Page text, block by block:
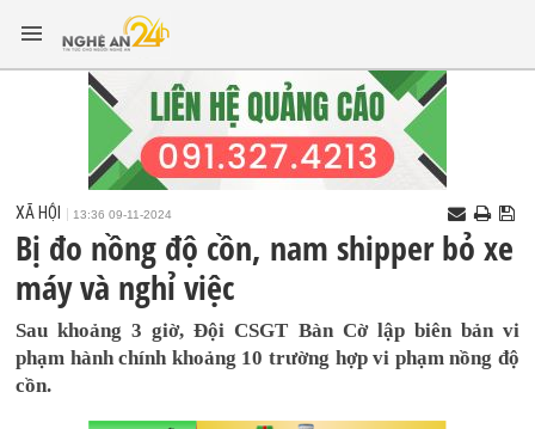
XÃ HỘI 13:36 09-11-2024
Bị đo nồng độ cồn, nam shipper bỏ xe
máy và nghỉ việc
Sau khoảng 3 giờ, Đội CSGT Bàn Cờ lập biên bản vi
phạm hành chính khoảng 10 trường hợp vi phạm nồng độ
cồn.